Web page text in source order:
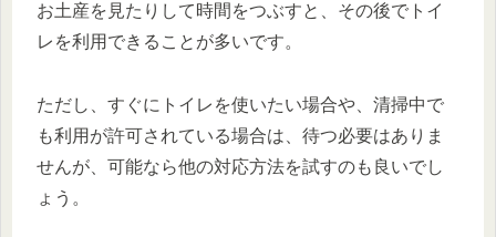
お土産を見たりして時間をつぶすと、その後でトイ
レを利用できることが多いです。
ただし、すぐにトイレを使いたい場合や、清掃中で
も利用が許可されている場合は、待つ必要はありま
せんが、可能なら他の対応方法を試すのも良いでし
ょう。